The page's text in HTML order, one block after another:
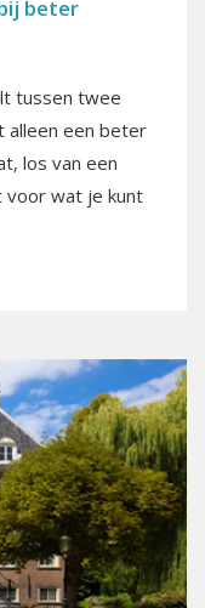
beter
tussen twee
alleen een beter
los van een
voor wat je kunt